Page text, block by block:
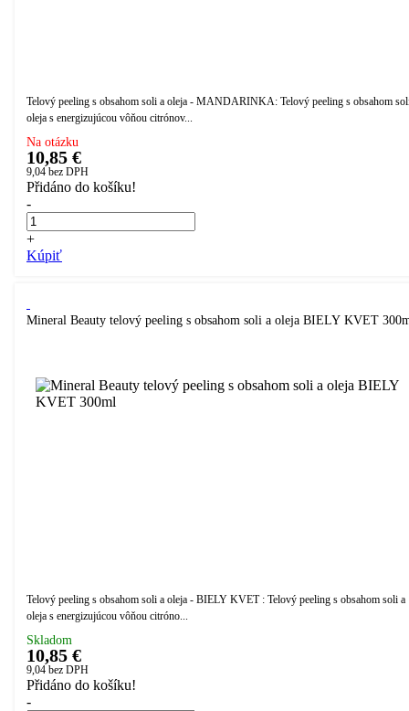
Telový peeling s obsahom soli a oleja - MANDARINKA: Telový peeling s obsahom
oleja s energizujúcou vôňou citrónov...
Na otázku
10,85 €
9,04 bez DPH
Přidáno do košíku!
-
+
Kúpiť
Mineral Beauty telový peeling s obsahom soli a oleja BIELY KVET
Telový peeling s obsahom soli a oleja - BIELY KVET : Telový peeling s obsahom soli a
oleja s energizujúcou vôňou citróno...
Skladom
10,85 €
9,04 bez DPH
Přidáno do košíku!
-